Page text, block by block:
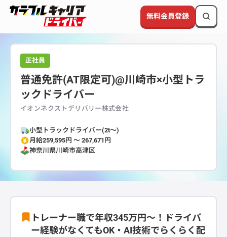
無料会員登録
正社員
普通免許(AT限定可)@川崎市×小型トラ
ックドライバー
イオンネクストデリバリー株式会社
小型トラックドライバー(2t～)
月給259,595円 〜 267,671円
神奈川県川崎市高津区
トレーナー職で年収345万円～！ドライバ
ー経験がなくてもOK・AI技術でらくらく配